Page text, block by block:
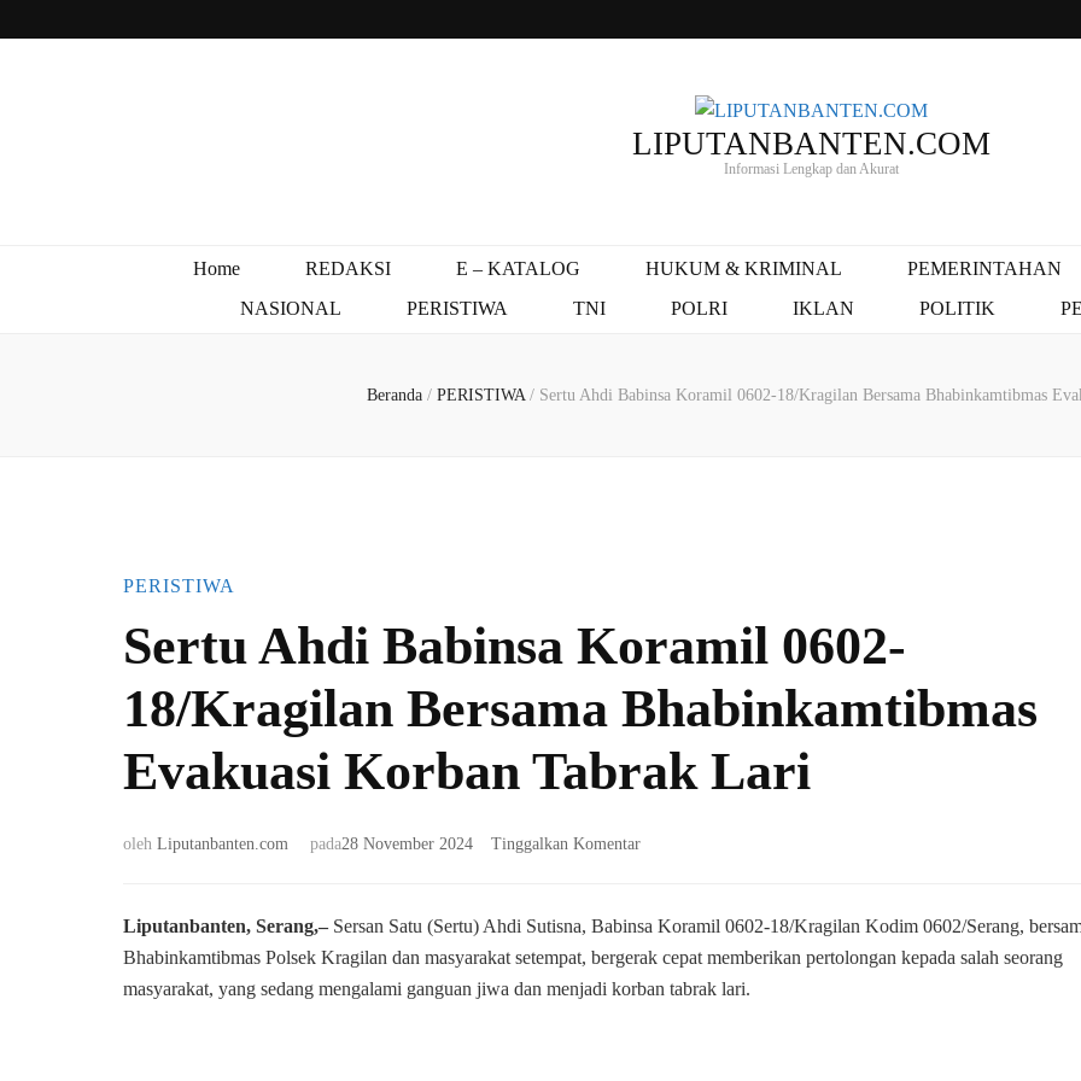
LIPUTANBANTEN.COM
Informasi Lengkap dan Akurat
Home REDAKSI E – KATALOG HUKUM & KRIMINAL
PEMERINTAHAN
NASIONAL
PERISTIWA TNI POLRI IKLAN POLITIK
Beranda / PERISTIWA / Sertu Ahdi Babinsa Koramil 0602-18/Kragilan Bersama Bhabinkamtibmas
PERISTIWA
Sertu Ahdi Babinsa Koramil 0602-
18/Kragilan Bersama Bhabinkamtibmas
Evakuasi Korban Tabrak Lari
oleh Liputanbanten.com pada28 November 2024 Tinggalkan Komentarpada
Babinsa
0602-
18/Kragilan
Liputanbanten, Serang,– Sersan Satu (Sertu) Ahdi Sutisna, Babinsa Koramil 0602-18/Kragilan Kodim 0602/Serang,
Bhabinkamtibmas Polsek Kragilan dan masyarakat setempat, bergerak cepat memberikan pertolongan kepada salah seorang
masyarakat, yang sedang mengalami ganguan jiwa dan menjadi korban tabrak lari.